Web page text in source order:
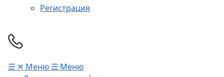
Регистрация
☰ ✕ Меню ☰ Меню